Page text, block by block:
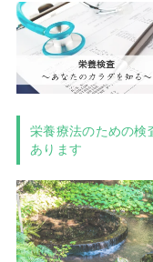
栄養療法のための検
あります